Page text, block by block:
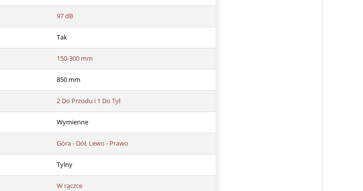
97 dB
Tak
150-300 mm
850 mm
2 Do Przodu i 1 Do Tył
Wymienne
Góra - Dół, Lewo - Prawo
Tylny
W rączce